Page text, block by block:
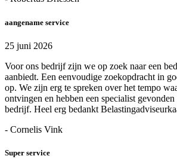
aangename service
25 juni 2026
Voor ons bedrijf zijn we op zoek naar een
aanbiedt. Een eenvoudige zoekopdracht in
op. We zijn erg te spreken over het tempo
ontvingen en hebben een specialist
bedrijf. Heel erg bedankt
- Cornelis Vink
Super service